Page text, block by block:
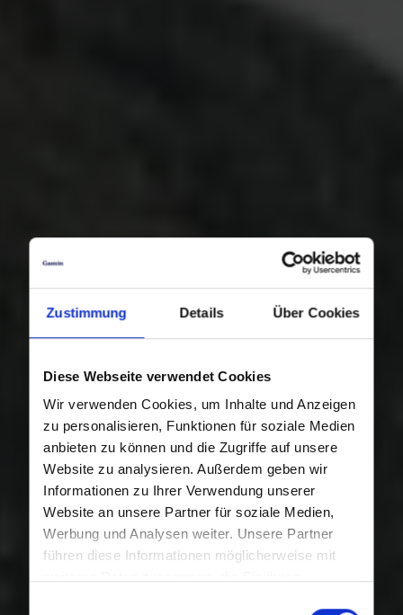
Zustimmung Details Über Cookies
Diese Webseite verwendet Cookies
Wir verwenden Cookies, um Inhalte und Anzeigen
zu personalisieren, Funktionen für soziale Medien
anbieten zu können und die Zugriffe auf unsere
Website zu analysieren. Außerdem geben wir
Informationen zu Ihrer Verwendung unserer
Website an unsere Partner für soziale Medien,
Werbung und Analysen weiter. Unsere Partner
führen diese Informationen möglicherweise mit